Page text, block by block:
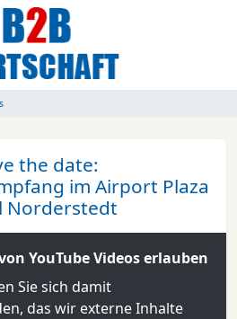
the date:
im Airport Plaza
Norderstedt
YouTube Videos erlauben
Sie sich damit
das wir externe Inhalte